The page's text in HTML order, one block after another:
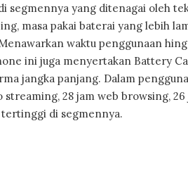
segmennya yang ditenagai oleh
masa pakai baterai yang lebih
waktu penggunaan
ini juga menyertakan Battery
jangka panjang. Dalam
28 jam web browsing,
di segmennya.